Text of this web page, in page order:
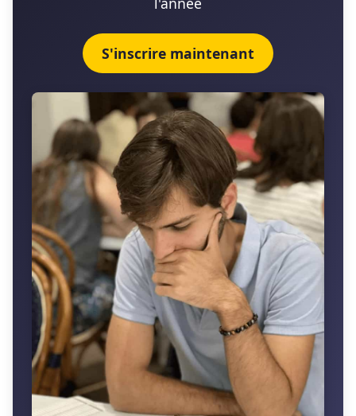
S'inscrire maintenant